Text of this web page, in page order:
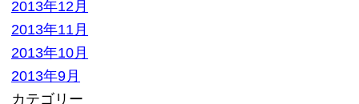
買い取れるもの
よくある質問
選ばれる10の理由